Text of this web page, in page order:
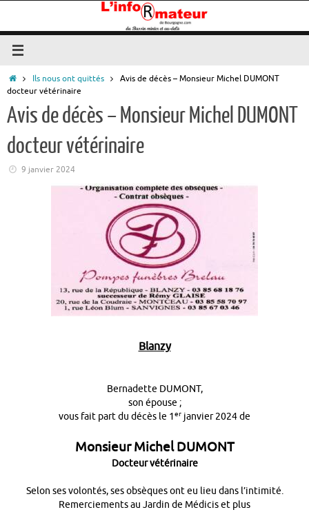
contenu
AccueilIls nous ont quittés
Avis de décès – Monsieur Michel DUMONT
docteur vétérinaire
Avis de décès – Monsieur Michel DUMONT
docteur vétérinaire
9 janvier 2024
Blanzy
Bernadette DUMONT,
son épouse ;
vous fait part du décès le 1er janvier 2024 de
Monsieur Michel DUMONT
Docteur vétérinaire
Selon ses volontés, ses obsèques ont eu lieu dans l’intimité.
Remerciements au Jardin de Médicis et plus